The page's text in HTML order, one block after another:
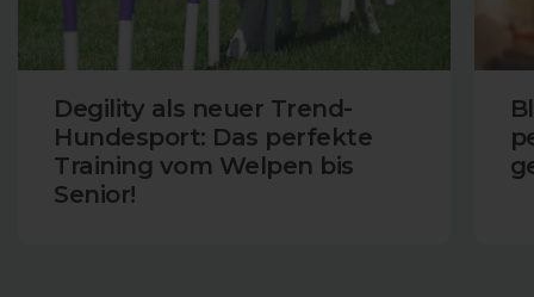
Degility als neuer Trend-
Hundesport: Das perfekte
Training vom Welpen bis
Senior!